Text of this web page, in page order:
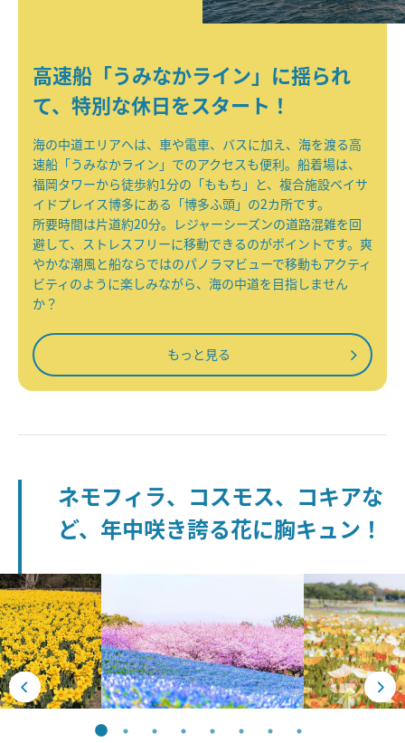
高速船「うみなかライン」に揺られ
て、特別な休日をスタート！
海の中道エリアへは、車や電車、バスに加え、海を渡る高
速船「うみなかライン」でのアクセスも便利。船着場は、
福岡タワーから徒歩約1分の「ももち」と、複合施設ベイサ
イドプレイス博多にある「博多ふ頭」の2カ所です。
所要時間は片道約20分。レジャーシーズンの道路混雑を回
避して、ストレスフリーに移動できるのがポイントです。爽
やかな潮風と船ならではのパノラマビューで移動もアクティ
ビティのように楽しみながら、海の中道を目指しません
か？
もっと見る
ネモフィラ、コスモス、コキアな
ど、年中咲き誇る花に胸キュン！